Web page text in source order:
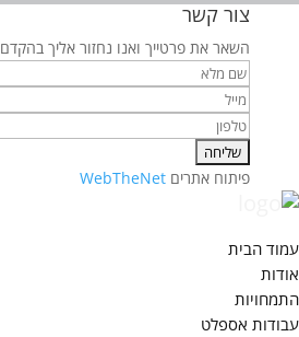
צור קשר
השאר את פרטייך ואנו נחזור אליך בהקדם
פיתוח אתרים WebTheNet
עמוד הבית
אודות
התמחויות
עבודות אספלט